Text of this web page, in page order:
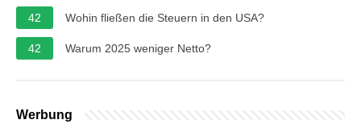
42 Wohin fließen die Steuern in den USA?
42 Warum 2025 weniger Netto?
Werbung